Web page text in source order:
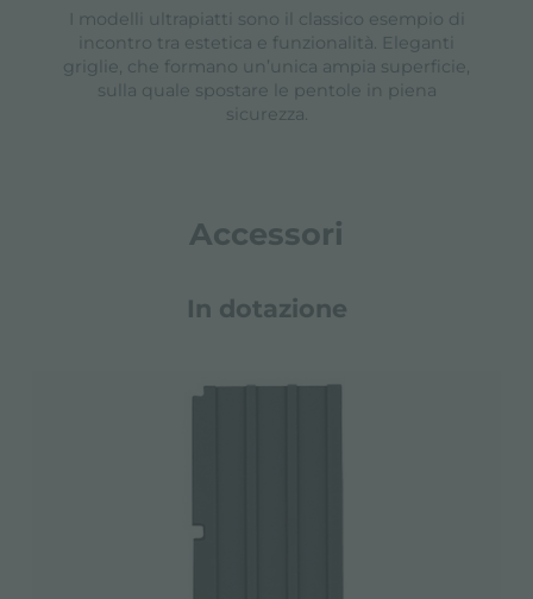
I modelli ultrapiatti sono il classico esempio di
incontro tra estetica e funzionalità. Eleganti
griglie, che formano un’unica ampia superficie,
sulla quale spostare le pentole in piena
sicurezza.
Accessori
In dotazione